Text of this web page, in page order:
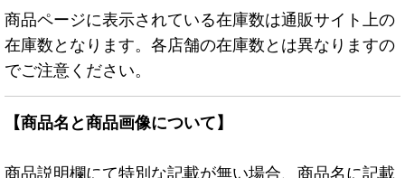
商品ページに表示されている在庫数は通販サイト上の
在庫数となります。各店舗の在庫数とは異なりますの
でご注意ください。
【商品名と商品画像について】
商品説明欄にて特別な記載が無い場合、商品名に記載